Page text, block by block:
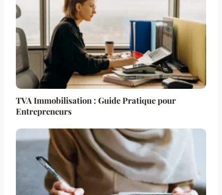
TVA Immobilisation : Guide Pratique pour
Entrepreneurs